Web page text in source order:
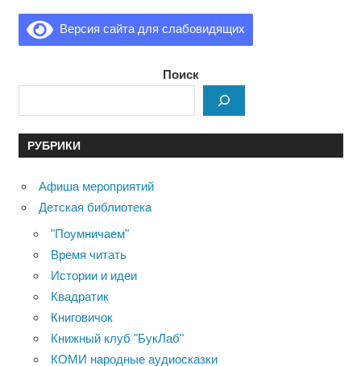
Версия сайта для слабовидящих
Поиск
РУБРИКИ
Афиша мероприятий
Детская библиотека
"Поумничаем"
Время читать
Истории и идеи
Квадратик
Книговичок
Книжный клуб "БукЛаб"
КОМИ народные аудиосказки